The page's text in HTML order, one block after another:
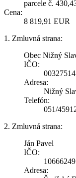
parcele č.
Cena:
8 819,91 EUR
1. Zmluvná strana:
Obec Nižný
IČO:
00327514
Adresa:
Nižný
Telefón:
051/
2. Zmluvná strana:
Ján Pavel
IČO:
10666249
Adresa: